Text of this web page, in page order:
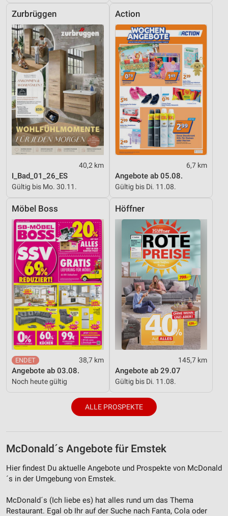
Zurbrüggen
40,2 km
I_Bad_01_26_ES
Gültig bis Mo. 30.11.
Action
6,7 km
Angebote ab 05.08.
Gültig bis Di. 11.08.
Möbel Boss
38,7 km
Angebote ab 03.08.
Noch heute gültig
Höffner
145,7 km
Angebote ab 29.07
Gültig bis Di. 11.08.
ALLE PROSPEKTE
McDonald´s Angebote für Emstek
Hier findest Du aktuelle Angebote und Prospekte von McDonald
´s in der Umgebung von Emstek.
McDonald´s (Ich liebe es) hat alles rund um das Thema
Restaurant. Egal ob Ihr auf der Suche nach Fanta, Cola oder